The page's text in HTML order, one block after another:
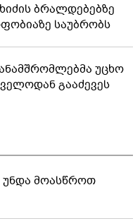
ბრალდებებზე
საუბრობს
უცხო
გააძევეს
უნდა მოასწროთ